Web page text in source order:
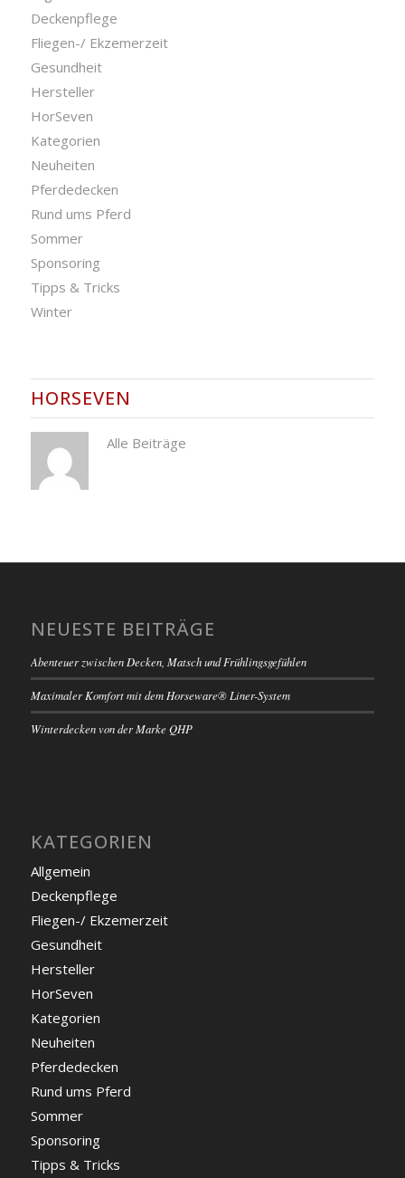
Deckenpflege
Fliegen-/ Ekzemerzeit
Gesundheit
Hersteller
HorSeven
Kategorien
Neuheiten
Pferdedecken
Rund ums Pferd
Sommer
Sponsoring
Tipps & Tricks
Winter
HORSEVEN
Alle Beiträge
NEUESTE BEITRÄGE
Abenteuer zwischen Decken, Matsch und Frühlingsgefühlen
Maximaler Komfort mit dem Horseware® Liner-System
Winterdecken von der Marke QHP
KATEGORIEN
Allgemein
Deckenpflege
Fliegen-/ Ekzemerzeit
Gesundheit
Hersteller
HorSeven
Kategorien
Neuheiten
Pferdedecken
Rund ums Pferd
Sommer
Sponsoring
Tipps & Tricks